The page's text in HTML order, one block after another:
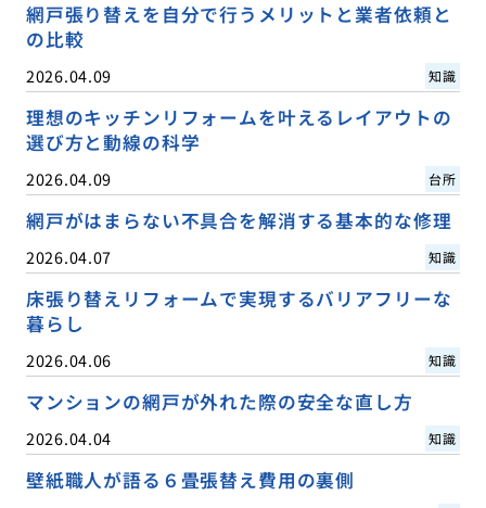
網戸張り替えを自分で行うメリットと業者依頼と
の比較
2026.04.09 知識
理想のキッチンリフォームを叶えるレイアウトの
選び方と動線の科学
2026.04.09 台所
網戸がはまらない不具合を解消する基本的な修理
2026.04.07 知識
床張り替えリフォームで実現するバリアフリーな
暮らし
2026.04.06 知識
マンションの網戸が外れた際の安全な直し方
2026.04.04 知識
壁紙職人が語る６畳張替え費用の裏側